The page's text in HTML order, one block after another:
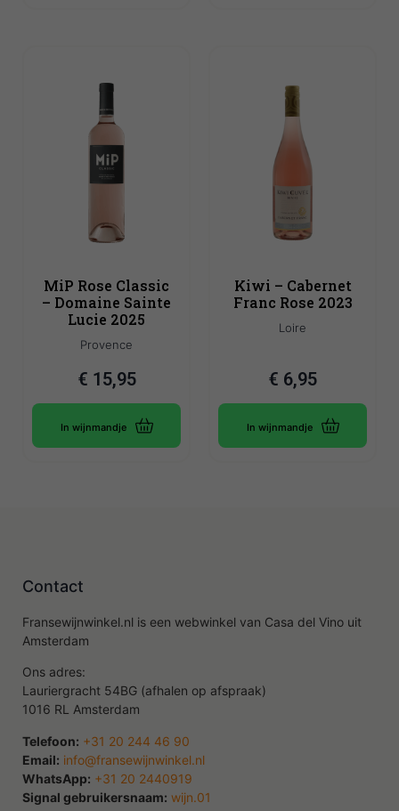
MiP Rose Classic
– Domaine Sainte
Lucie 2025
Provence
€ 15,95
In wijnmandje
Kiwi – Cabernet
Franc Rose 2023
Loire
€ 6,95
In wijnmandje
Contact
Fransewijnwinkel.nl is een webwinkel van Casa del Vino uit
Amsterdam
Ons adres:
Lauriergracht 54BG (afhalen op afspraak)
1016 RL Amsterdam
Telefoon: +31 20 244 46 90
Email: info@fransewijnwinkel.nl
WhatsApp: +31 20 2440919
Signal gebruikersnaam: wijn.01